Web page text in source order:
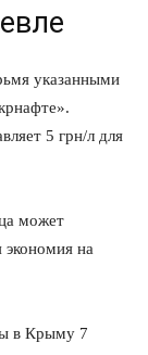
указанными
5 грн/л для
может
экономия на
в Крыму 7